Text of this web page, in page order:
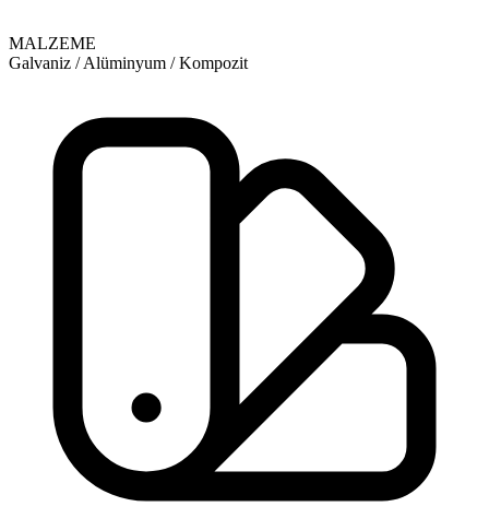
MALZEME
Galvaniz / Alüminyum / Kompozit